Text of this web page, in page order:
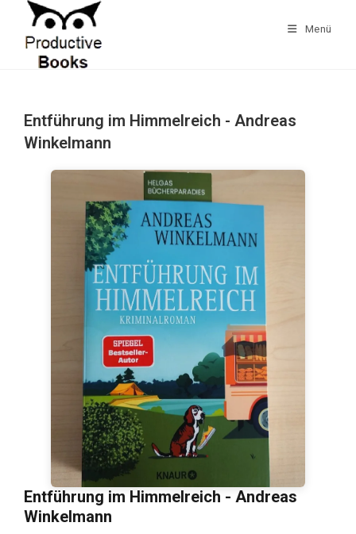
springen
Menü
Entführung im Himmelreich - Andreas
Winkelmann
Entführung im Himmelreich - Andreas
Winkelmann